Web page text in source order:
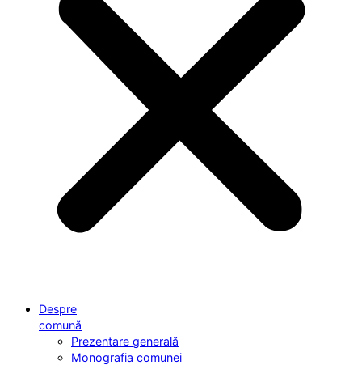
Despre
comună
Prezentare generală
Monografia comunei